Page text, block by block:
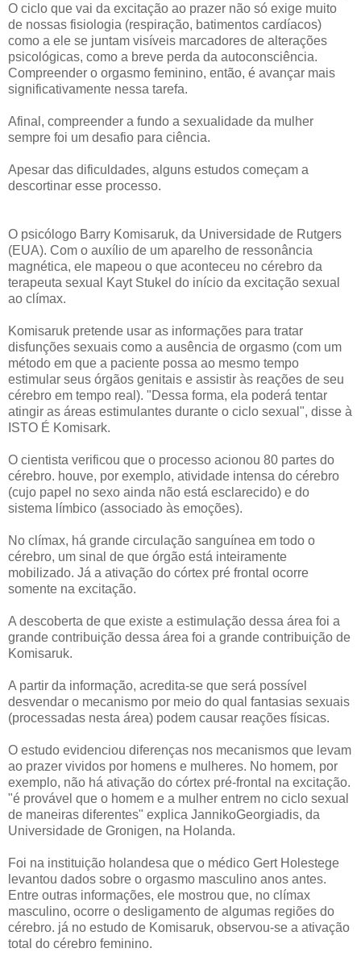
O ciclo que vai da excitação ao prazer não só exige muito
de nossas fisiologia (respiração, batimentos cardíacos)
como a ele se juntam visíveis marcadores de alterações
psicológicas, como a breve perda da autoconsciência.
Compreender o orgasmo feminino, então, é avançar mais
significativamente nessa tarefa.
Afinal, compreender a fundo a sexualidade da mulher
sempre foi um desafio para ciência.
Apesar das dificuldades, alguns estudos começam a
descortinar esse processo.
O psicólogo Barry Komisaruk, da Universidade de Rutgers
(EUA). Com o auxílio de um aparelho de ressonância
magnética, ele mapeou o que aconteceu no cérebro da
terapeuta sexual Kayt Stukel do início da excitação sexual
ao clímax.
Komisaruk pretende usar as informações para tratar
disfunções sexuais como a ausência de orgasmo (com um
método em que a paciente possa ao mesmo tempo
estimular seus órgãos genitais e assistir às reações de seu
cérebro em tempo real). "Dessa forma, ela poderá tentar
atingir as áreas estimulantes durante o ciclo sexual", disse à
ISTO É Komisark.
O cientista verificou que o processo acionou 80 partes do
cérebro. houve, por exemplo, atividade intensa do cérebro
(cujo papel no sexo ainda não está esclarecido) e do
sistema límbico (associado às emoções).
No clímax, há grande circulação sanguínea em todo o
cérebro, um sinal de que órgão está inteiramente
mobilizado. Já a ativação do córtex pré frontal ocorre
somente na excitação.
A descoberta de que existe a estimulação dessa área foi a
grande contribuição dessa área foi a grande contribuição de
Komisaruk.
A partir da informação, acredita-se que será possível
desvendar o mecanismo por meio do qual fantasias sexuais
(processadas nesta área) podem causar reações físicas.
O estudo evidenciou diferenças nos mecanismos que levam
ao prazer vividos por homens e mulheres. No homem, por
exemplo, não há ativação do córtex pré-frontal na excitação.
"é provável que o homem e a mulher entrem no ciclo sexual
de maneiras diferentes" explica JannikoGeorgiadis, da
Universidade de Gronigen, na Holanda.
Foi na instituição holandesa que o médico Gert Holestege
levantou dados sobre o orgasmo masculino anos antes.
Entre outras informações, ele mostrou que, no clímax
masculino, ocorre o desligamento de algumas regiões do
cérebro. já no estudo de Komisaruk, observou-se a ativação
total do cérebro feminino.